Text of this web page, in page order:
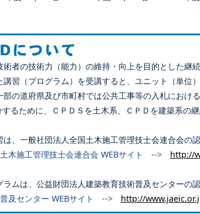
者の技術力（能力）の維持・向上を目的とした
習（プログラム）を受講すると、ユニット（単位
の道府県及び市町村では公共工事等の入札におけ
るために、ＣＰＤＳを土木系、ＣＰＤを建築系の
、一般社団法人全国土木施工管理技士会連合会の認
木施工管理技士会連合会 WEBサイト --> http://
ムは、公益財団法人建築教育技術普及センターの認
及センター WEBサイト --> http://